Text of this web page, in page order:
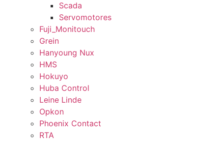
Scada
Servomotores
Fuji_Monitouch
Grein
Hanyoung Nux
HMS
Hokuyo
Huba Control
Leine Linde
Opkon
Phoenix Contact
RTA